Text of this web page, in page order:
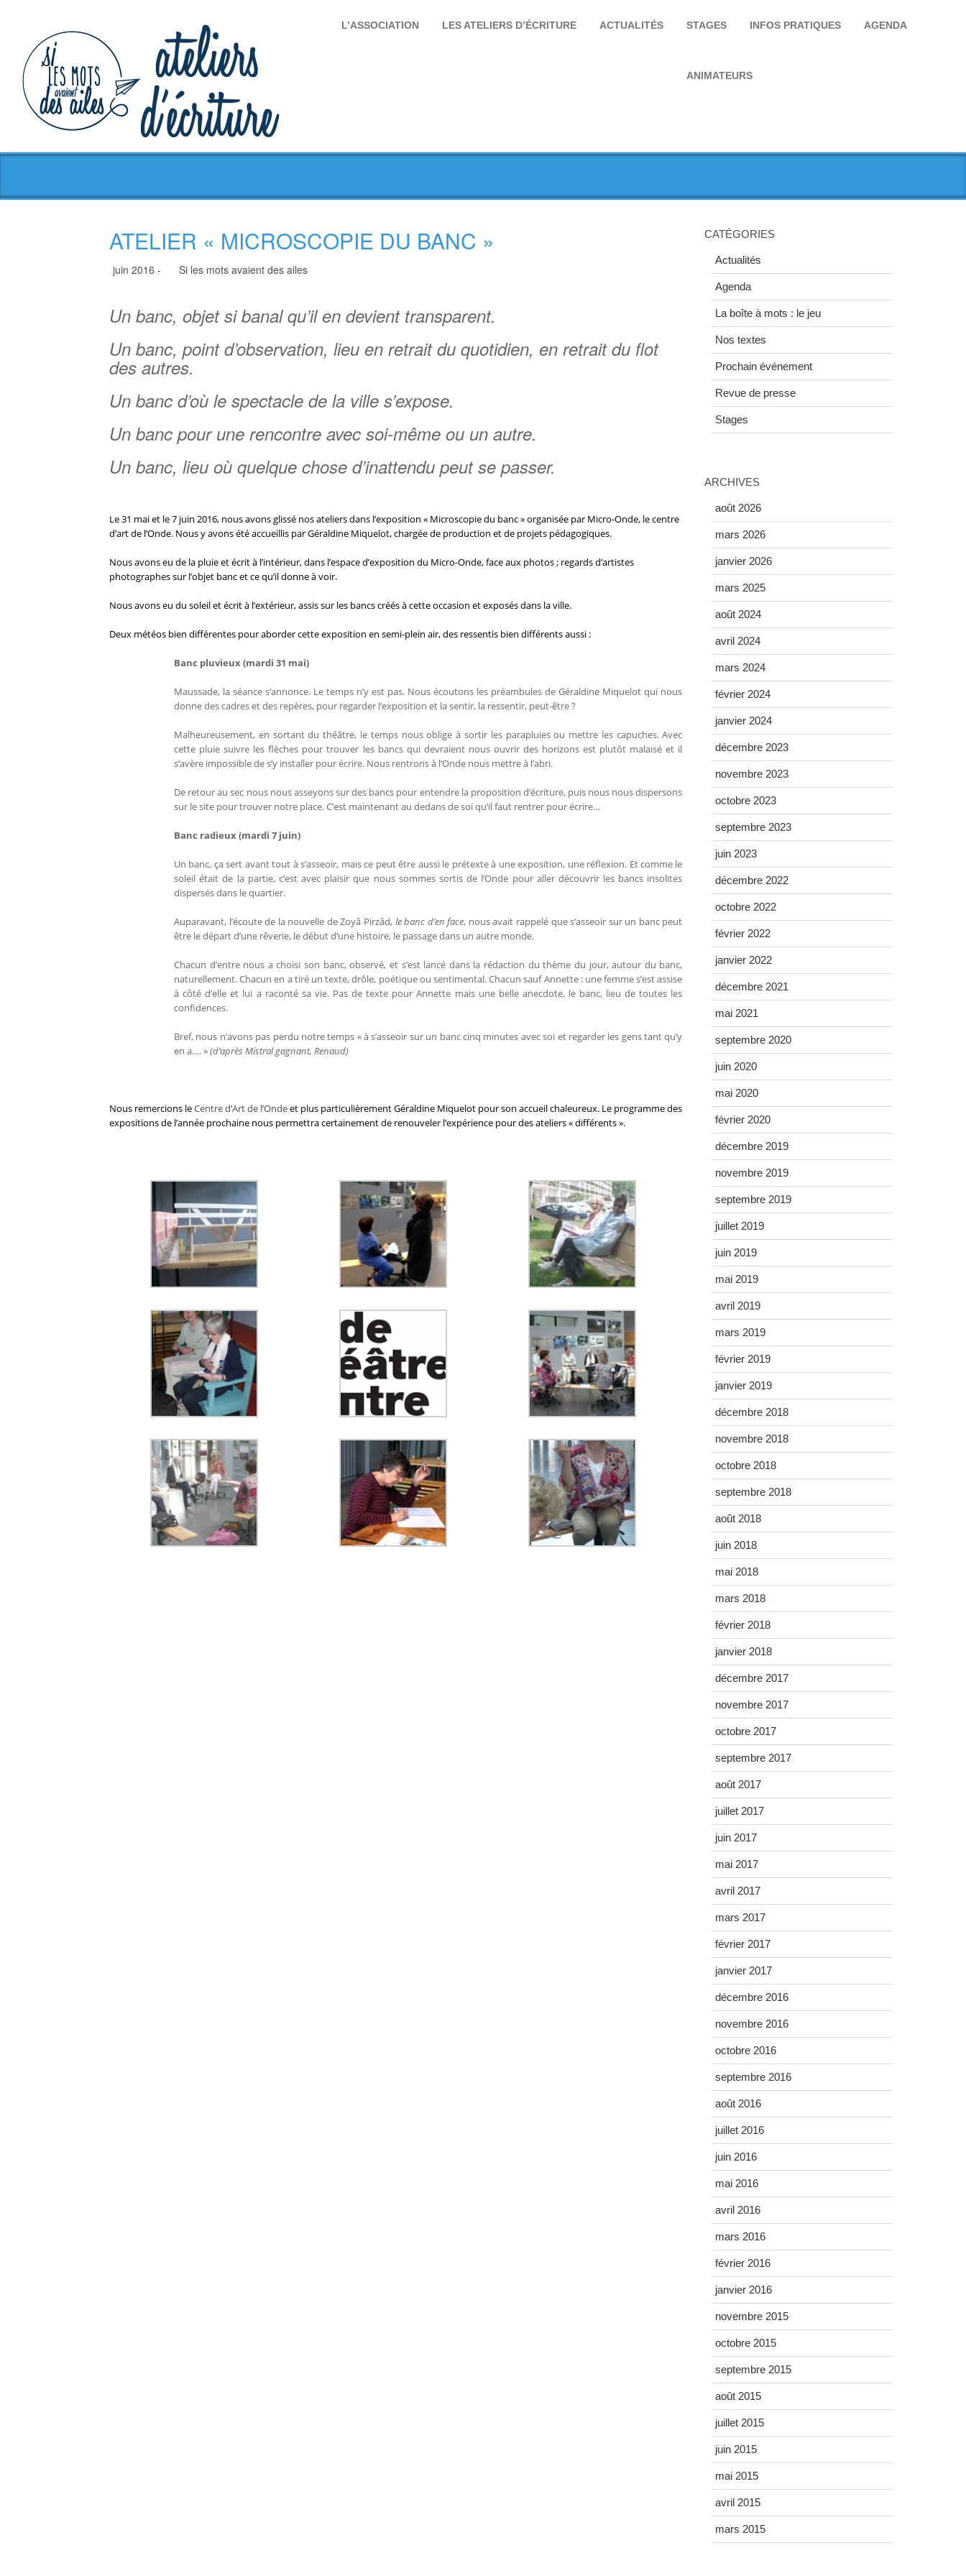
L’ASSOCIATION LES ATELIERS D’ÉCRITURE ACTUALITÉS STAGES INFOS PRATIQUES AGENDA
ANIMATEURS
ATELIER « MICROSCOPIE DU BANC »
juin 2016 - Si les mots avaient des ailes
Un banc, objet si banal qu’il en devient transparent.
Un banc, point d’observation, lieu en retrait du quotidien, en retrait du flot
des autres.
Un banc d’où le spectacle de la ville s’expose.
Un banc pour une rencontre avec soi-même ou un autre.
Un banc, lieu où quelque chose d’inattendu peut se passer.
Le 31 mai et le 7 juin 2016, nous avons glissé nos ateliers dans l’exposition « Microscopie du banc » organisée par Micro-Onde, le centre
d’art de l’Onde. Nous y avons été accueillis par Géraldine Miquelot, chargée de production et de projets pédagogiques.
Nous avons eu de la pluie et écrit à l’intérieur, dans l’espace d’exposition du Micro-Onde, face aux photos ; regards d’artistes
photographes sur l’objet banc et ce qu’il donne à voir.
Nous avons eu du soleil et écrit à l’extérieur, assis sur les bancs créés à cette occasion et exposés dans la ville.
Deux météos bien différentes pour aborder cette exposition en semi-plein air, des ressentis bien différents aussi :
Banc pluvieux (mardi 31 mai)
Maussade, la séance s’annonce. Le temps n’y est pas. Nous écoutons les préambules de Géraldine Miquelot qui nous
donne des cadres et des repères, pour regarder l’exposition et la sentir, la ressentir, peut-être ?
Malheureusement, en sortant du théâtre, le temps nous oblige à sortir les parapluies ou mettre les capuches. Avec
cette pluie suivre les flèches pour trouver les bancs qui devraient nous ouvrir des horizons est plutôt malaisé et il
s’avère impossible de s’y installer pour écrire. Nous rentrons à l’Onde nous mettre à l’abri.
De retour au sec nous nous asseyons sur des bancs pour entendre la proposition d’écriture, puis nous nous dispersons
sur le site pour trouver notre place. C’est maintenant au dedans de soi qu’il faut rentrer pour écrire…
Banc radieux (mardi 7 juin)
Un banc, ça sert avant tout à s’asseoir, mais ce peut être aussi le prétexte à une exposition, une réflexion. Et comme le
soleil était de la partie, c’est avec plaisir que nous sommes sortis de l’Onde pour aller découvrir les bancs insolites
dispersés dans le quartier.
Auparavant, l’écoute de la nouvelle de Zoyâ Pirzâd, le banc d’en face, nous avait rappelé que s’asseoir sur un banc peut
être le départ d’une rêverie, le début d’une histoire, le passage dans un autre monde.
Chacun d’entre nous a choisi son banc, observé, et s’est lancé dans la rédaction du thème du jour, autour du banc,
naturellement. Chacun en a tiré un texte, drôle, poétique ou sentimental. Chacun sauf Annette : une femme s’est assise
à côté d’elle et lui a raconté sa vie. Pas de texte pour Annette mais une belle anecdote, le banc, lieu de toutes les
confidences.
Bref, nous n’avons pas perdu notre temps « à s’asseoir sur un banc cinq minutes avec soi et regarder les gens tant qu’y
en a…. »(d’après Mistral gagnant, Renaud)
Nous remercions leCentre d’Art de l’Ondeet plus particulièrement Géraldine Miquelot pour son accueil chaleureux. Le programme des
expositions de l’année prochaine nous permettra certainement de renouveler l’expérience pour des ateliers « différents ».
CATÉGORIES
Actualités
Agenda
La boîte à mots : le jeu
Nos textes
Prochain événement
Revue de presse
Stages
ARCHIVES
août 2026
mars 2026
janvier 2026
mars 2025
août 2024
avril 2024
mars 2024
février 2024
janvier 2024
décembre 2023
novembre 2023
octobre 2023
septembre 2023
juin 2023
décembre 2022
octobre 2022
février 2022
janvier 2022
décembre 2021
mai 2021
septembre 2020
juin 2020
mai 2020
février 2020
décembre 2019
novembre 2019
septembre 2019
juillet 2019
juin 2019
mai 2019
avril 2019
mars 2019
février 2019
janvier 2019
décembre 2018
novembre 2018
octobre 2018
septembre 2018
août 2018
juin 2018
mai 2018
mars 2018
février 2018
janvier 2018
décembre 2017
novembre 2017
octobre 2017
septembre 2017
août 2017
juillet 2017
juin 2017
mai 2017
avril 2017
mars 2017
février 2017
janvier 2017
décembre 2016
novembre 2016
octobre 2016
septembre 2016
août 2016
juillet 2016
juin 2016
mai 2016
avril 2016
mars 2016
février 2016
janvier 2016
novembre 2015
octobre 2015
septembre 2015
août 2015
juillet 2015
juin 2015
mai 2015
avril 2015
mars 2015